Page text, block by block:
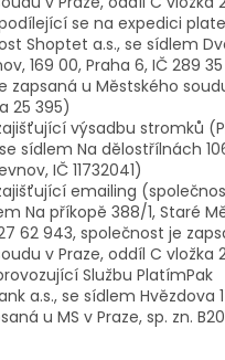
se na expedici
Shoptet a.s., se sídlem
169 00, Praha 6, IČ 289
zapsaná u Městského
25 395)
výsadbu stromků
se sídlem Na dělostřílnách
IČ 11732041)
emailing
Na příkopě 388/1, Staré
62 943, společnost je
v Praze, oddíl C vložka
Službu PlatímPak
a.s., se sídlem Hvězdova
u MS v Praze, sp. zn.